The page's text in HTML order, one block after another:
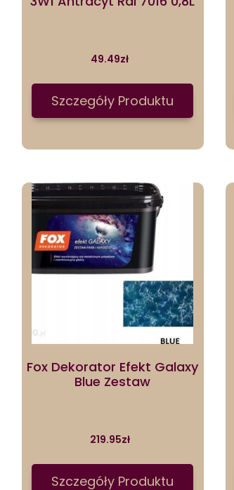
49.49zł
Szczegóły Produktu
Fox Dekorator Efekt Galaxy
Blue Zestaw
219.95zł
Szczegóły Produktu